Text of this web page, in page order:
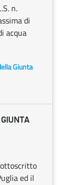
n.
di
acqua
Giunta
ed il